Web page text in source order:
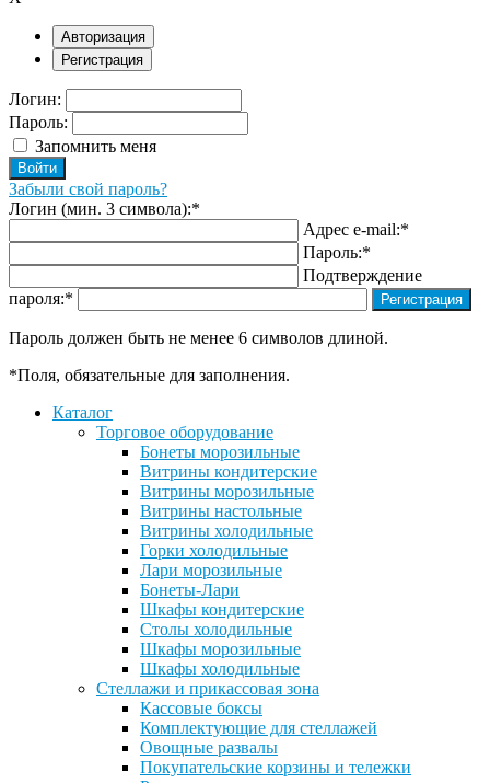
Авторизация
Регистрация
Логин:
Пароль:
Запомнить меня
Забыли свой пароль?
Логин (мин. 3 символа):*
Адрес e-mail:*
Пароль:*
Подтверждение
пароля:*
Пароль должен быть не менее 6 символов длиной.
*Поля, обязательные для заполнения.
Каталог
Торговое оборудование
Бонеты морозильные
Витрины кондитерские
Витрины морозильные
Витрины настольные
Витрины холодильные
Горки холодильные
Лари морозильные
Бонеты-Лари
Шкафы кондитерские
Столы холодильные
Шкафы морозильные
Шкафы холодильные
Стеллажи и прикассовая зона
Кассовые боксы
Комплектующие для стеллажей
Овощные развалы
Покупательские корзины и тележки